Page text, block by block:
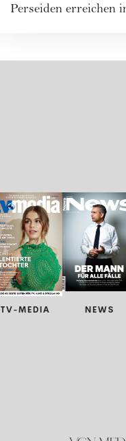
Perseiden erreichen
TV-MEDIA NEWS